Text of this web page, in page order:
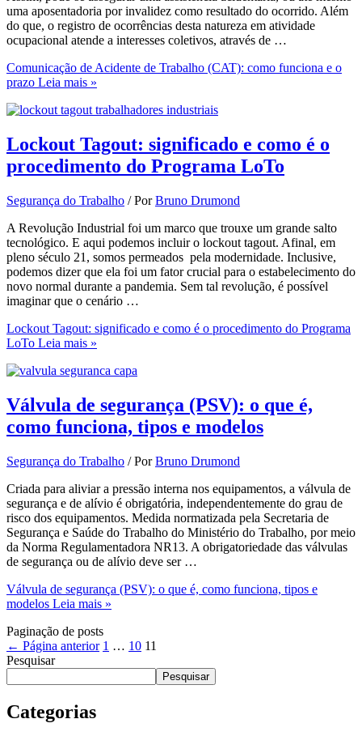
uma aposentadoria por invalidez como resultado do ocorrido. Além
do que, o registro de ocorrências desta natureza em atividade
ocupacional atende a interesses coletivos, através de …
Comunicação de Acidente de Trabalho (CAT): como funciona e o
prazo Leia mais »
Lockout Tagout: significado e como é o
procedimento do Programa LoTo
Segurança do Trabalho / PorBruno Drumond
A Revolução Industrial foi um marco que trouxe um grande salto
tecnológico. E aqui podemos incluir o lockout tagout. Afinal, em
pleno século 21, somos permeados pela modernidade. Inclusive,
podemos dizer que ela foi um fator crucial para o estabelecimento do
novo normal durante a pandemia. Sem tal revolução, é possível
imaginar que o cenário …
Lockout Tagout: significado e como é o procedimento do Programa
LoTo Leia mais »
Válvula de segurança (PSV): o que é,
como funciona, tipos e modelos
Segurança do Trabalho / PorBruno Drumond
Criada para aliviar a pressão interna nos equipamentos, a válvula de
segurança e de alívio é obrigatória, independentemente do grau de
risco dos equipamentos. Medida normatizada pela Secretaria de
Segurança e Saúde do Trabalho do Ministério do Trabalho, por meio
da Norma Regulamentadora NR13. A obrigatoriedade das válvulas
de segurança ou de alívio deve ser …
Válvula de segurança (PSV): o que é, como funciona, tipos e
modelos Leia mais »
Paginação de posts
← Página anterior 1 … 10 11
Pesquisar
Pesquisar
Categorias